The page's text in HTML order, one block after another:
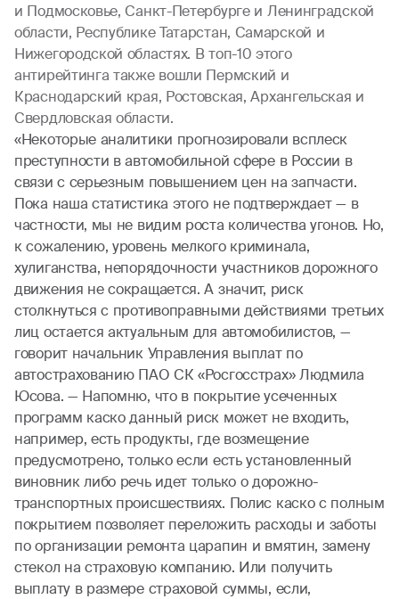
и Подмосковье, Санкт-Петербурге и Ленинградской
области, Республике Татарстан, Самарской и
Нижегородской областях. В топ-10 этого
антирейтинга также вошли Пермский и
Краснодарский края, Ростовская, Архангельская и
Свердловская области.
«Некоторые аналитики прогнозировали всплеск
преступности в автомобильной сфере в России в
связи с серьезным повышением цен на запчасти.
Пока наша статистика этого не подтверждает — в
частности, мы не видим роста количества угонов. Но,
к сожалению, уровень мелкого криминала,
хулиганства, непорядочности участников дорожного
движения не сокращается. А значит, риск
столкнуться с противоправными действиями третьих
лиц остается актуальным для автомобилистов, —
говорит начальник Управления выплат по
автострахованию ПАО СК «Росгосстрах» Людмила
Юсова. — Напомню, что в покрытие усеченных
программ каско данный риск может не входить,
например, есть продукты, где возмещение
предусмотрено, только если есть установленный
виновник либо речь идет только о дорожно-
транспортных происшествиях. Полис каско с полным
покрытием позволяет переложить расходы и заботы
по организации ремонта царапин и вмятин, замену
стекол на страховую компанию. Или получить
выплату в размере страховой суммы, если,